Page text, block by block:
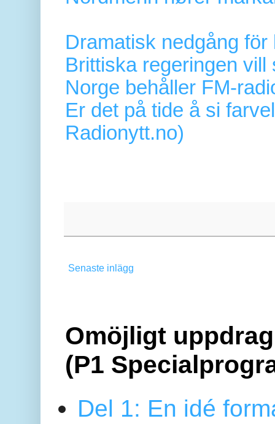
Dramatisk nedgång
Brittiska regeringen vill
Norge behåller FM-
Er det på tide å si
Radionytt.no)
Senaste inlägg
Omöjligt
(P1
Del 1: En idé